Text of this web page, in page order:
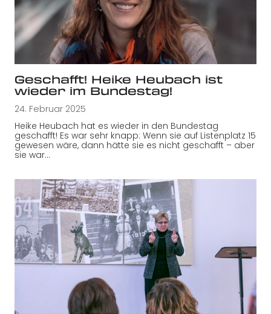
Geschafft! Heike Heubach ist
wieder im Bundestag!
24. Februar 2025
Heike Heubach hat es wieder in den Bundestag
geschafft! Es war sehr knapp: Wenn sie auf Listenplatz 15
gewesen wäre, dann hätte sie es nicht geschafft – aber
sie war…